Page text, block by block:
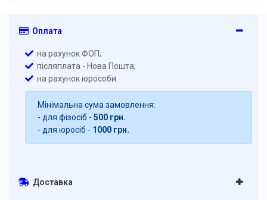
Оплата
на рахунок ФОП;
післяплата - Нова Пошта;
на рахунок юрособи.
Мінімальна сума замовлення:
- для фізосіб - 500 грн.
- для юросіб - 1000 грн.
Доставка